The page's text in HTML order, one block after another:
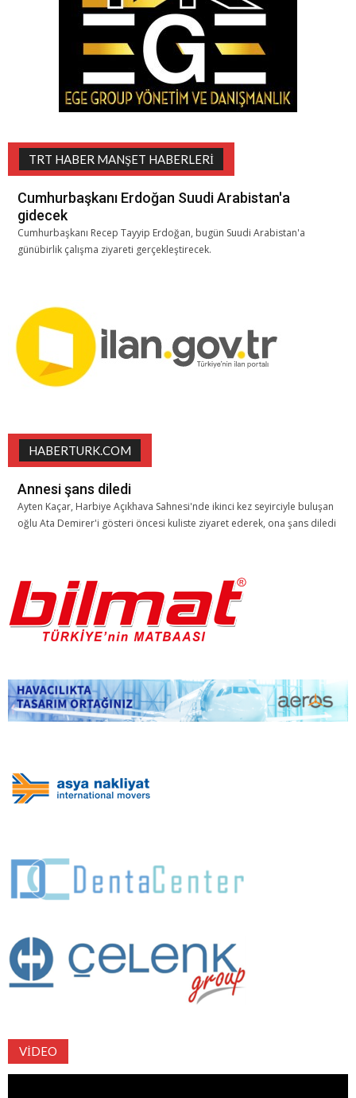
TRT HABER MANŞET HABERLERI
Cumhurbaşkanı Erdoğan Suudi Arabistan'a
gidecek
Cumhurbaşkanı Recep Tayyip Erdoğan, bugün Suudi Arabistan'a
günübirlik çalışma ziyareti gerçekleştirecek.
HABERTURK.COM
Annesi şans diledi
Ayten Kaçar, Harbiye Açıkhava Sahnesi'nde ikinci kez seyirciyle buluşan
oğlu Ata Demirer'i gösteri öncesi kuliste ziyaret ederek, ona şans diledi
VIDEO